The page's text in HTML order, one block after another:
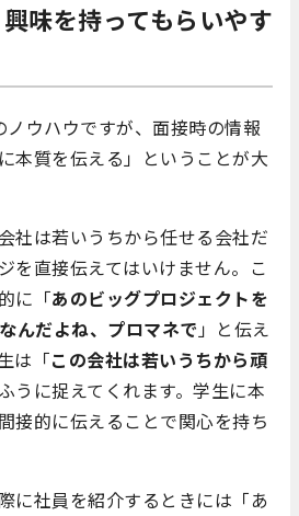
味を持ってもらいやす
ノウハウですが、面接時の情報
本質を伝える」ということが大
社は若いうちから任せる会社だ
を直接伝えてはいけません。こ
に「あのビッグプロジェクトを
んだよね、プロマネで」と伝え
は「この会社は若いうちから頑
うに捉えてくれます。学生に本
接的に伝えることで関心を持ち
に社員を紹介するときには「あ